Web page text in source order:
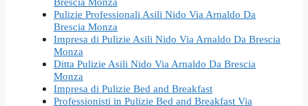
Pulizie Professionali Asili Nido Via Arnaldo Da
Brescia Monza
Impresa di Pulizie Asili Nido Via Arnaldo Da Brescia
Monza
Ditta Pulizie Asili Nido Via Arnaldo Da Brescia
Monza
Impresa di Pulizie Bed and Breakfast
Professionisti in Pulizie Bed and Breakfast Via